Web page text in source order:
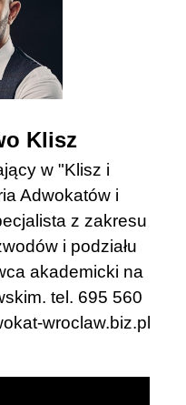
Klisz
w "Klisz i
Adwokatów i
z zakresu
i podziału
akademicki na
tel. 695 560
wroclaw.biz.pl